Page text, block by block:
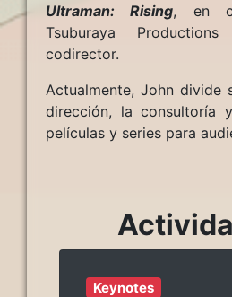
Ultraman: Rising, en
Tsuburaya
codirector.
Actualmente, John divide
dirección, la consultoría
películas y series para
Keynotes